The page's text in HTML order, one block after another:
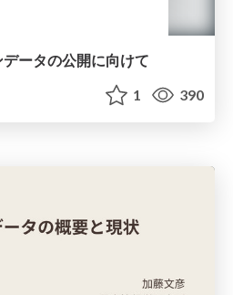
ータの公開に向けて
1 390